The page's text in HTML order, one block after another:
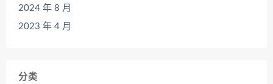
2024 年 8 月
2023 年 4 月
分类